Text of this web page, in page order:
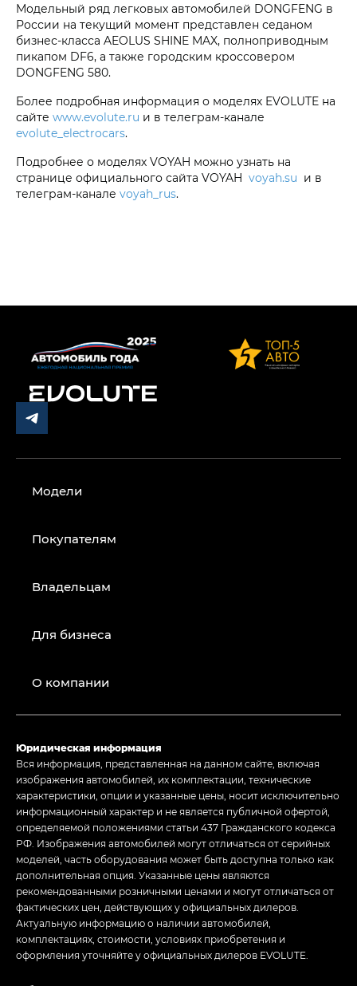
Модельный ряд легковых автомобилей DONGFENG в
России на текущий момент представлен седаном
бизнес-класса AEOLUS SHINE MAX, полноприводным
пикапом DF6, а также городским кроссовером
DONGFENG 580.
Более подробная информация о моделях EVOLUTE на
сайте www.evolute.ru и в телеграм-канале
evolute_electrocars.
Подробнее о моделях VOYAH можно узнать на
странице официального сайта VOYAH voyah.su и в
телеграм-канале voyah_rus.
Модели
Покупателям
Владельцам
Для бизнеса
О компании
Юридическая информация
Вся информация, представленная на данном сайте, включая
изображения автомобилей, их комплектации, технические
характеристики, опции и указанные цены, носит исключительно
информационный характер и не является публичной офертой,
определяемой положениями статьи 437 Гражданского кодекса
РФ. Изображения автомобилей могут отличаться от серийных
моделей, часть оборудования может быть доступна только как
дополнительная опция. Указанные цены являются
рекомендованными розничными ценами и могут отличаться от
фактических цен, действующих у официальных дилеров.
Актуальную информацию о наличии автомобилей,
комплектациях, стоимости, условиях приобретения и
оформления уточняйте у официальных дилеров EVOLUTE.